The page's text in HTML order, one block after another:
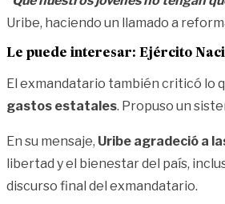
Uribe, haciendo un llamado a
Le puede interesar: Ejército
El exmandatario también criticó lo
gastos estatales. Propuso un
En su mensaje, Uribe agradeció a
libertad y el bienestar del país,
discurso final del exmandatario.